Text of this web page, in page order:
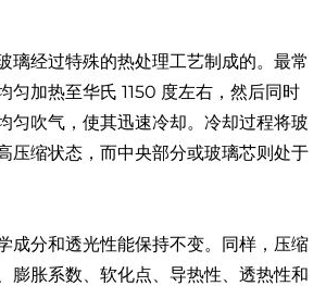
璃经过特殊的热处理工艺制成的。最常
匀加热至华氏 1150 度左右，然后同时
匀吹气，使其迅速冷却。冷却过程将玻
压缩状态，而中央部分或玻璃芯则处于
成分和透光性能保持不变。同样，压缩
膨胀系数、软化点、导热性、透热性和